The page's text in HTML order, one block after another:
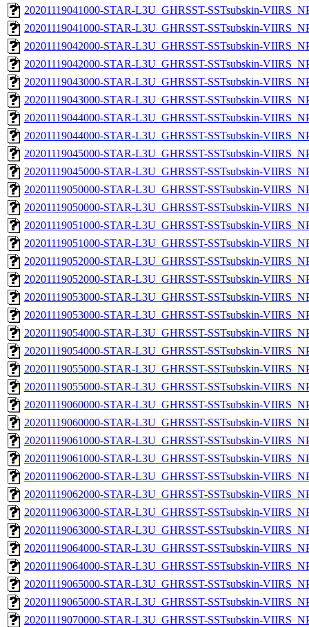
20201119041000-STAR-L3U_GHRSST-SSTsubskin-
20201119041000-STAR-L3U_GHRSST-SSTsubskin-
20201119042000-STAR-L3U_GHRSST-SSTsubskin-
20201119042000-STAR-L3U_GHRSST-SSTsubskin-
20201119043000-STAR-L3U_GHRSST-SSTsubskin-
20201119043000-STAR-L3U_GHRSST-SSTsubskin-
20201119044000-STAR-L3U_GHRSST-SSTsubskin-
20201119044000-STAR-L3U_GHRSST-SSTsubskin-
20201119045000-STAR-L3U_GHRSST-SSTsubskin-
20201119045000-STAR-L3U_GHRSST-SSTsubskin-
20201119050000-STAR-L3U_GHRSST-SSTsubskin-
20201119050000-STAR-L3U_GHRSST-SSTsubskin-
20201119051000-STAR-L3U_GHRSST-SSTsubskin-
20201119051000-STAR-L3U_GHRSST-SSTsubskin-
20201119052000-STAR-L3U_GHRSST-SSTsubskin-
20201119052000-STAR-L3U_GHRSST-SSTsubskin-
20201119053000-STAR-L3U_GHRSST-SSTsubskin-
20201119053000-STAR-L3U_GHRSST-SSTsubskin-
20201119054000-STAR-L3U_GHRSST-SSTsubskin-
20201119054000-STAR-L3U_GHRSST-SSTsubskin-
20201119055000-STAR-L3U_GHRSST-SSTsubskin-
20201119055000-STAR-L3U_GHRSST-SSTsubskin-
20201119060000-STAR-L3U_GHRSST-SSTsubskin-
20201119060000-STAR-L3U_GHRSST-SSTsubskin-
20201119061000-STAR-L3U_GHRSST-SSTsubskin-
20201119061000-STAR-L3U_GHRSST-SSTsubskin-
20201119062000-STAR-L3U_GHRSST-SSTsubskin-
20201119062000-STAR-L3U_GHRSST-SSTsubskin-
20201119063000-STAR-L3U_GHRSST-SSTsubskin-
20201119063000-STAR-L3U_GHRSST-SSTsubskin-
20201119064000-STAR-L3U_GHRSST-SSTsubskin-
20201119064000-STAR-L3U_GHRSST-SSTsubskin-
20201119065000-STAR-L3U_GHRSST-SSTsubskin-
20201119065000-STAR-L3U_GHRSST-SSTsubskin-
20201119070000-STAR-L3U_GHRSST-SSTsubskin-